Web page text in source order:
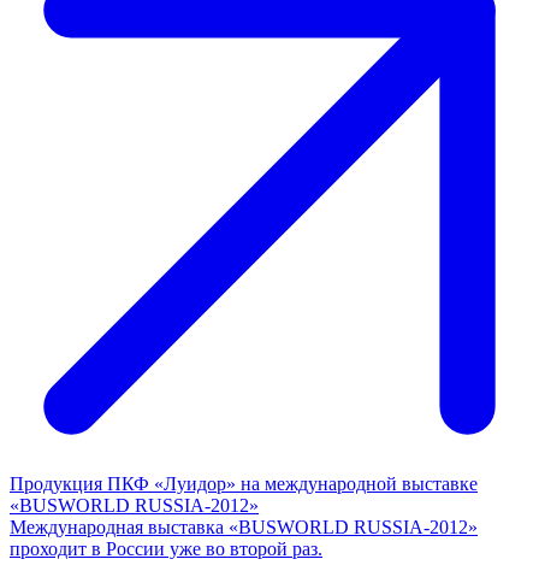
Продукция ПКФ «Луидор» на международной выставке
«BUSWORLD RUSSIA-2012»
Международная выставка «BUSWORLD RUSSIA-2012»
проходит в России уже во второй раз.